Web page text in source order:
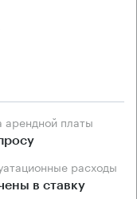
арендной платы
расходы
в ставку